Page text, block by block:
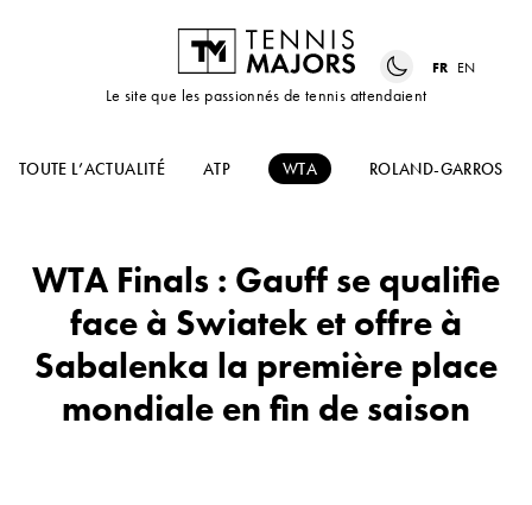
Le site que les passionnés de tennis attendaient
FR EN
TOUTE L’ACTUALITÉ ATP WTA ROLAND-GARROS
WTA Finals : Gauff se qualifie
face à Swiatek et offre à
Sabalenka la première place
mondiale en fin de saison